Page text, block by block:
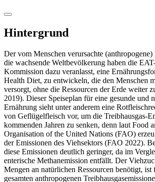
Hintergrund
Der vom Menschen verursachte
die wachsende Weltbevölkerung haben die
Kommission dazu veranlasst, eine
Health Diet, zu entwickeln, die den Menschen
versorgt, ohne die Ressourcen der Erde weiter
2019). Dieser Speiseplan für eine gesunde und
Ernährung sieht unter anderem eine
von Geflügelfleisch vor, um die Treibhausgas-
kommenden Jahren zu senken, denn laut Food
Organisation of the United Nations (FAO)
der Emissionen des Viehsektors (FAO 2022).
diese Emissionen deutlich geringer, da im
enterische Methanemission entfällt. Der
Mengen an natürlichen Ressourcen benötigt, ist
gesamten anthropogenen